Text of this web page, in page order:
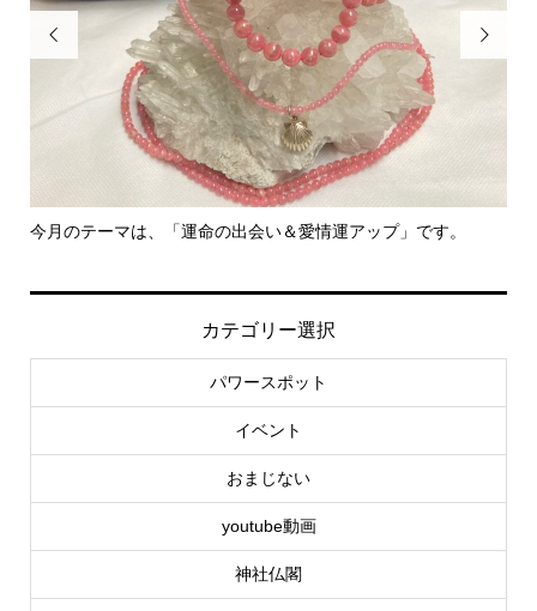

今月のテーマは、「運命の出会い＆愛情運アップ」です。

カテゴリー選択
パワースポット
イベント
おまじない
youtube動画
神社仏閣